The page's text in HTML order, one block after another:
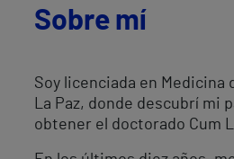
Sobre mí
Soy licenciada en
La Paz, donde descubrí mi
obtener el doctorado Cum